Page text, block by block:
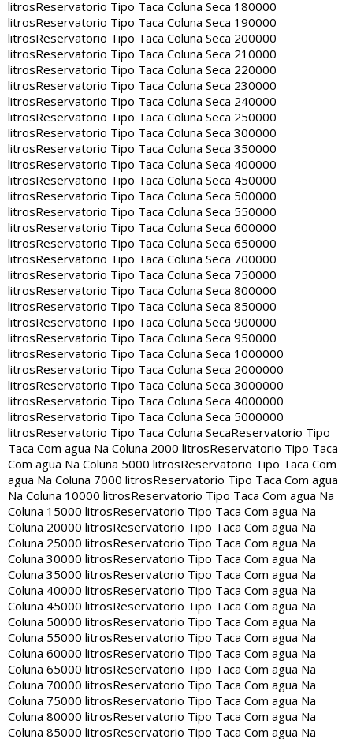
litrosReservatorio Tipo Taca Coluna Seca 180000
litrosReservatorio Tipo Taca Coluna Seca 190000
litrosReservatorio Tipo Taca Coluna Seca 200000
litrosReservatorio Tipo Taca Coluna Seca 210000
litrosReservatorio Tipo Taca Coluna Seca 220000
litrosReservatorio Tipo Taca Coluna Seca 230000
litrosReservatorio Tipo Taca Coluna Seca 240000
litrosReservatorio Tipo Taca Coluna Seca 250000
litrosReservatorio Tipo Taca Coluna Seca 300000
litrosReservatorio Tipo Taca Coluna Seca 350000
litrosReservatorio Tipo Taca Coluna Seca 400000
litrosReservatorio Tipo Taca Coluna Seca 450000
litrosReservatorio Tipo Taca Coluna Seca 500000
litrosReservatorio Tipo Taca Coluna Seca 550000
litrosReservatorio Tipo Taca Coluna Seca 600000
litrosReservatorio Tipo Taca Coluna Seca 650000
litrosReservatorio Tipo Taca Coluna Seca 700000
litrosReservatorio Tipo Taca Coluna Seca 750000
litrosReservatorio Tipo Taca Coluna Seca 800000
litrosReservatorio Tipo Taca Coluna Seca 850000
litrosReservatorio Tipo Taca Coluna Seca 900000
litrosReservatorio Tipo Taca Coluna Seca 950000
litrosReservatorio Tipo Taca Coluna Seca 1000000
litrosReservatorio Tipo Taca Coluna Seca 2000000
litrosReservatorio Tipo Taca Coluna Seca 3000000
litrosReservatorio Tipo Taca Coluna Seca 4000000
litrosReservatorio Tipo Taca Coluna Seca 5000000
litrosReservatorio Tipo Taca Coluna SecaReservatorio Tipo
Taca Com agua Na Coluna 2000 litrosReservatorio Tipo Taca
Com agua Na Coluna 5000 litrosReservatorio Tipo Taca Com
agua Na Coluna 7000 litrosReservatorio Tipo Taca Com agua
Na Coluna 10000 litrosReservatorio Tipo Taca Com agua Na
Coluna 15000 litrosReservatorio Tipo Taca Com agua Na
Coluna 20000 litrosReservatorio Tipo Taca Com agua Na
Coluna 25000 litrosReservatorio Tipo Taca Com agua Na
Coluna 30000 litrosReservatorio Tipo Taca Com agua Na
Coluna 35000 litrosReservatorio Tipo Taca Com agua Na
Coluna 40000 litrosReservatorio Tipo Taca Com agua Na
Coluna 45000 litrosReservatorio Tipo Taca Com agua Na
Coluna 50000 litrosReservatorio Tipo Taca Com agua Na
Coluna 55000 litrosReservatorio Tipo Taca Com agua Na
Coluna 60000 litrosReservatorio Tipo Taca Com agua Na
Coluna 65000 litrosReservatorio Tipo Taca Com agua Na
Coluna 70000 litrosReservatorio Tipo Taca Com agua Na
Coluna 75000 litrosReservatorio Tipo Taca Com agua Na
Coluna 80000 litrosReservatorio Tipo Taca Com agua Na
Coluna 85000 litrosReservatorio Tipo Taca Com agua Na